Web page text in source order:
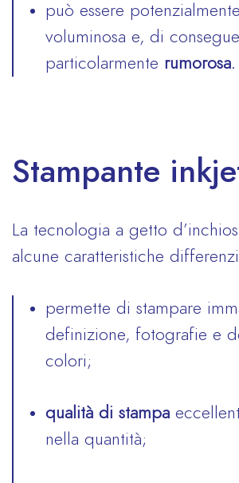
può essere
voluminosa e, di
particolarmente rumorosa.
Stampante
La tecnologia a getto
alcune caratteristiche
permette di stampare
definizione, fotografie e
colori;
qualità di stampa
nella quantità;